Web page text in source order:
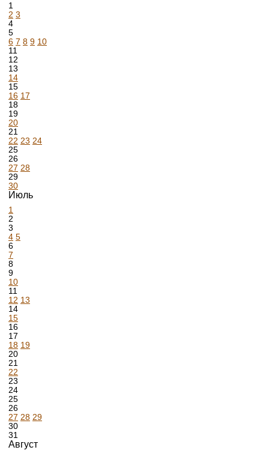
1
2 3
4
5
6 7 8 9 10
11
12
13
14
15
16 17
18
19
20
21
22 23 24
25
26
27 28
29
30
Июль
1
2
3
4 5
6
7
8
9
10
11
12 13
14
15
16
17
18 19
20
21
22
23
24
25
26
27 28 29
30
31
Август